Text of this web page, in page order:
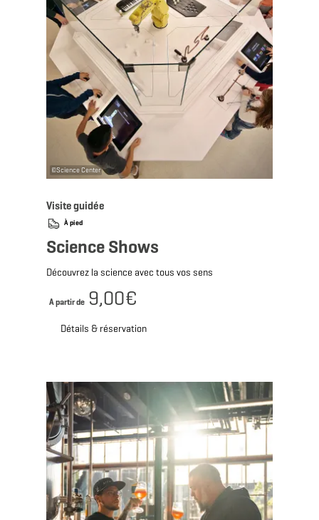
©Science Center
Visite guidée
À pied
Science Shows
Découvrez la science avec tous vos sens
Détails & réservation
A partir de 9,00€